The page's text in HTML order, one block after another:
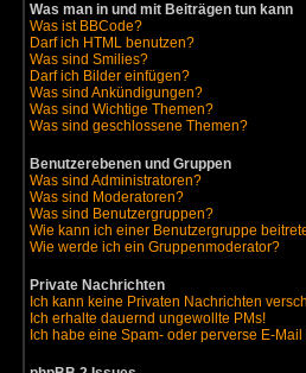
Was man in und mit Beiträgen tun kann
Was ist BBCode?
Darf ich HTML benutzen?
Was sind Smilies?
Darf ich Bilder einfügen?
Was sind Ankündigungen?
Was sind Wichtige Themen?
Was sind geschlossene Themen?
Benutzerebenen und Gruppen
Was sind Administratoren?
Was sind Moderatoren?
Was sind Benutzergruppen?
Wie kann ich einer Benutzergruppe
Wie werde ich ein Gruppenmoderator?
Private Nachrichten
Ich kann keine Privaten Nachrichten
Ich erhalte dauernd ungewollte PMs!
Ich habe eine Spam- oder perverse E-